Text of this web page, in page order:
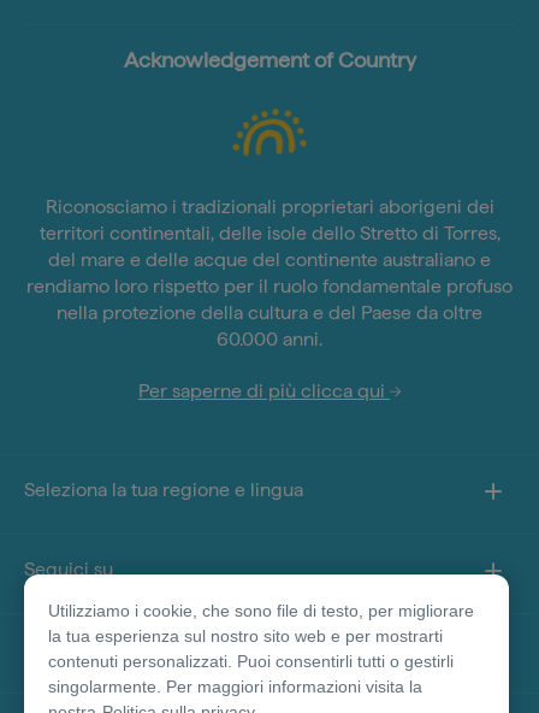
Acknowledgement of Country
Riconosciamo i tradizionali proprietari aborigeni dei
territori continentali, delle isole dello Stretto di Torres,
del mare e delle acque del continente australiano e
rendiamo loro rispetto per il ruolo fondamentale profuso
nella protezione della cultura e del Paese da oltre
60.000 anni.
Per saperne di più clicca qui
Seleziona la tua regione e lingua
Seguici su
Informazioni sul sito
Utilizziamo i cookie, che sono file di testo, per migliorare
la tua esperienza sul nostro sito web e per mostrarti
contenuti personalizzati. Puoi consentirli tutti o gestirli
singolarmente. Per maggiori informazioni visita la